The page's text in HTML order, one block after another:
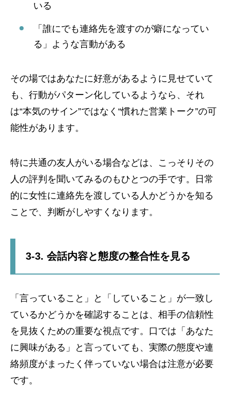
いる
「誰にでも連絡先を渡すのが癖になってい
る」ような言動がある
その場ではあなたに好意があるように見せていて
も、行動がパターン化しているようなら、それ
は“本気のサイン”ではなく“慣れた営業トーク”の可
能性があります。
特に共通の友人がいる場合などは、こっそりその
人の評判を聞いてみるのもひとつの手です。日常
的に女性に連絡先を渡している人かどうかを知る
ことで、判断がしやすくなります。
3-3. 会話内容と態度の整合性を見る
「言っていること」と「していること」が一致し
ているかどうかを確認することは、相手の信頼性
を見抜くための重要な視点です。口では「あなた
に興味がある」と言っていても、実際の態度や連
絡頻度がまったく伴っていない場合は注意が必要
です。